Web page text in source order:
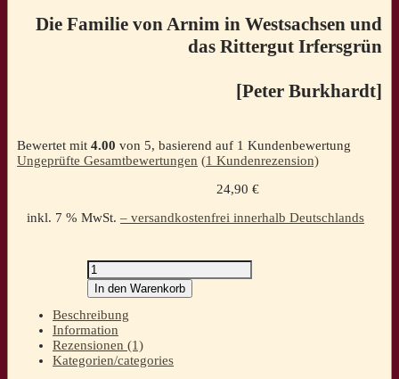
Die Familie von Arnim in Westsachsen und
das Rittergut Irfersgrün
[Peter Burkhardt]
Bewertet mit 4.00 von 5, basierend auf 1 Kundenbewertung
Ungeprüfte Gesamtbewertungen (1 Kundenrezension)
24,90 €
inkl. 7 % MwSt. – versandkostenfrei innerhalb Deutschlands
Die
Familie
von
Arnim
in
Westsachsen
und
In den Warenkorb
Beschreibung
Information
Rezensionen (1)
Kategorien/categories